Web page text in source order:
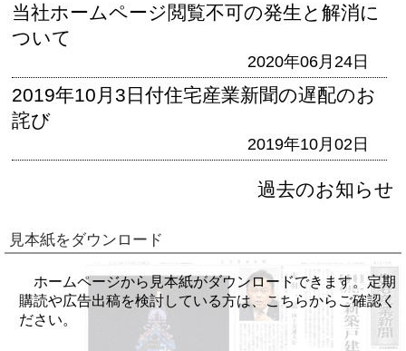
当社ホームページ閲覧不可の発生と解消に
ついて
2020年06月24日
2019年10月3日付住宅産業新聞の遅配のお
詫び
2019年10月02日
過去のお知らせ
見本紙をダウンロード
ホームページから見本紙がダウンロードできます。定期
購読や広告出稿を検討している方は、こちらからご確認く
ださい。